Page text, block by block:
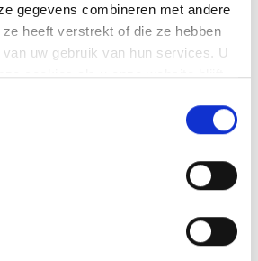
gegevens combineren met andere
heeft verstrekt of die ze hebben
uw gebruik van hun services. U
cookies als u onze website blijft
een offerte